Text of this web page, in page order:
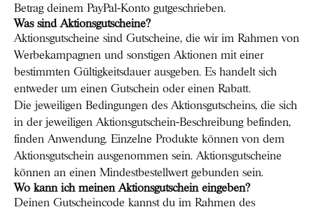
Betrag deinem PayPal-Konto gutgeschrieben.
Was sind Aktionsgutscheine?
Aktionsgutscheine sind Gutscheine, die wir im Rahmen von
Werbekampagnen und sonstigen Aktionen mit einer
bestimmten Gültigkeitsdauer ausgeben. Es handelt sich
entweder um einen Gutschein oder einen Rabatt.
Die jeweiligen Bedingungen des Aktionsgutscheins, die sich
in der jeweiligen Aktionsgutschein-Beschreibung befinden,
finden Anwendung. Einzelne Produkte können von dem
Aktionsgutschein ausgenommen sein. Aktionsgutscheine
können an einen Mindestbestellwert gebunden sein.
Wo kann ich meinen Aktionsgutschein eingeben?
Deinen Gutscheincode kannst du im Rahmen des